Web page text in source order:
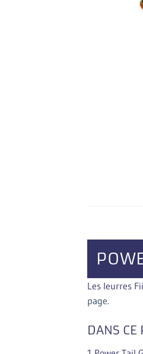
Les leurres
page.
DANS CE